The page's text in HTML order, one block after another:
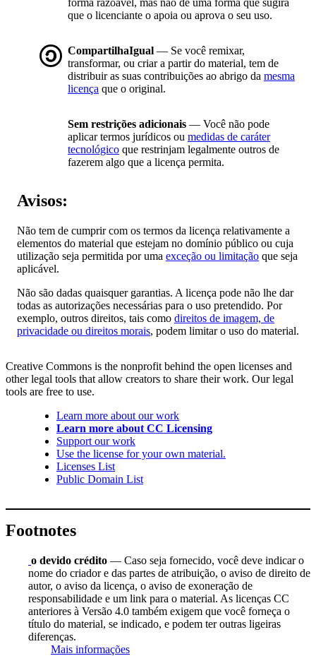
forma razoável, mas não de uma forma que sugira
que o licenciante o apoia ou aprova o seu uso.
CompartilhaIgual — Se você remixar,
transformar, ou criar a partir do material, tem de
distribuir as suas contribuições ao abrigo da mesma
licença que o original.
Sem restrições adicionais — Você não pode
aplicar termos jurídicos ou medidas de caráter
tecnológico que restrinjam legalmente outros de
fazerem algo que a licença permita.
Avisos:
Não tem de cumprir com os termos da licença relativamente a
elementos do material que estejam no domínio público ou cuja
utilização seja permitida por uma exceção ou limitação que seja
aplicável.
Não são dadas quaisquer garantias. A licença pode não lhe dar
todas as autorizações necessárias para o uso pretendido. Por
exemplo, outros direitos, tais como direitos de imagem, de
privacidade ou direitos morais, podem limitar o uso do material.
Creative Commons is the nonprofit behind the open licenses and
other legal tools that allow creators to share their work. Our legal
tools are free to use.
Learn more about our work
Learn more about CC Licensing
Support our work
Use the license for your own material.
Licenses List
Public Domain List
Footnotes
o devido crédito — Caso seja fornecido, você deve indicar o
nome do criador e das partes de atribuição, o aviso de direito de
autor, o aviso da licença, o aviso de exoneração de
responsabilidade e um link para o material. As licenças CC
anteriores à Versão 4.0 também exigem que você forneça o
título do material, se indicado, e podem ter outras ligeiras
diferenças.
Mais informações